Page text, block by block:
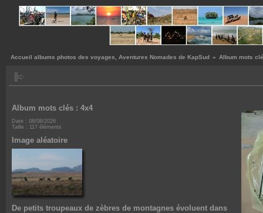
Accueil albums photos des voyages, Aventures Nomades de KapSud » Album mots
Album mots clés : 4x4
Date : 08/08/2026
Taille : 117 éléments
Image aléatoire
De petits troupeaux de zèbres de montagnes évoluent dans
Aventures Nomades de KapSud
2014/2015
- Afrique du Sud 2012